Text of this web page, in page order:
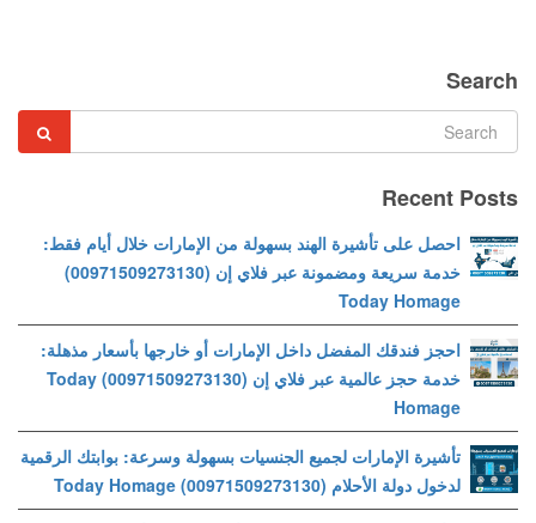
Search
Recent Posts
احصل على تأشيرة الهند بسهولة من الإمارات خلال أيام فقط:
خدمة سريعة ومضمونة عبر فلاي إن (00971509273130)
Today Homage
احجز فندقك المفضل داخل الإمارات أو خارجها بأسعار مذهلة:
خدمة حجز عالمية عبر فلاي إن (00971509273130) Today
Homage
تأشيرة الإمارات لجميع الجنسيات بسهولة وسرعة: بوابتك الرقمية
لدخول دولة الأحلام (00971509273130) Today Homage